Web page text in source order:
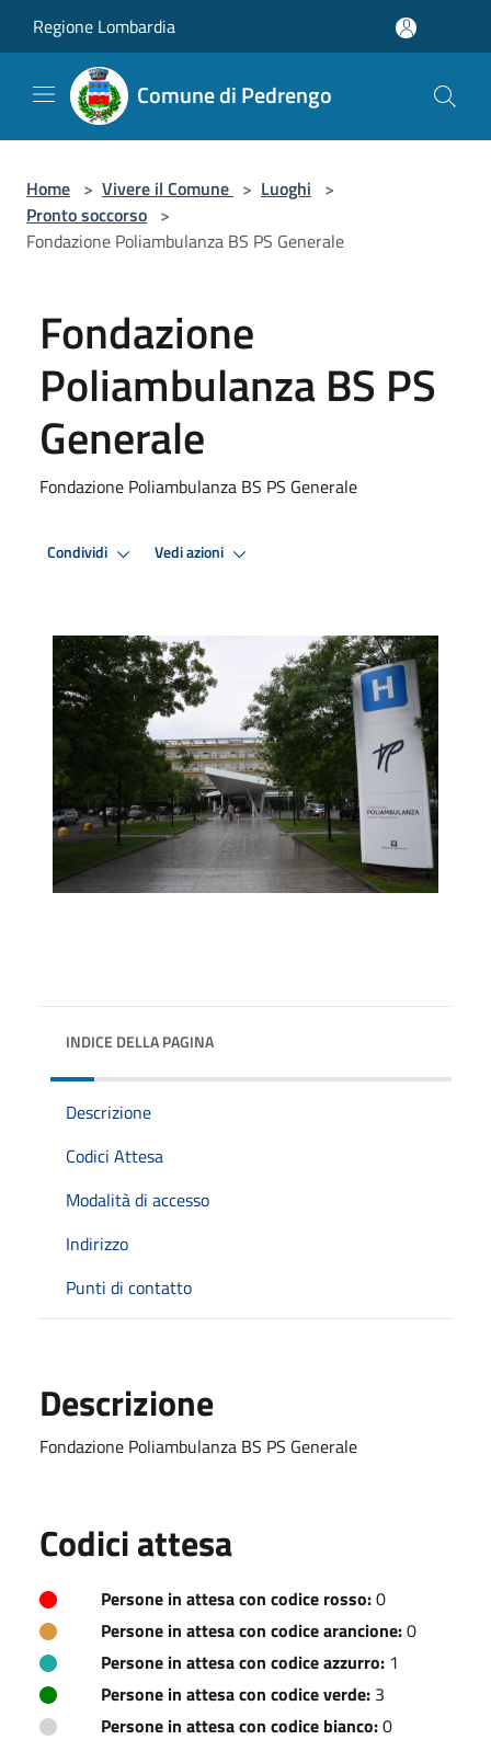
Regione Lombardia
Comune di Pedrengo
Home > Vivere il Comune > Luoghi >
Pronto soccorso >
Fondazione Poliambulanza BS PS Generale
Fondazione
Poliambulanza BS PS
Generale
Fondazione Poliambulanza BS PS Generale
Condividi Vedi azioni
INDICE DELLA PAGINA
Descrizione
Codici Attesa
Modalità di accesso
Indirizzo
Punti di contatto
Descrizione
Fondazione Poliambulanza BS PS Generale
Codici attesa
Persone in attesa con codice rosso:0
Persone in attesa con codice arancione:0
Persone in attesa con codice azzurro: 1
Persone in attesa con codice verde: 3
Persone in attesa con codice bianco:0